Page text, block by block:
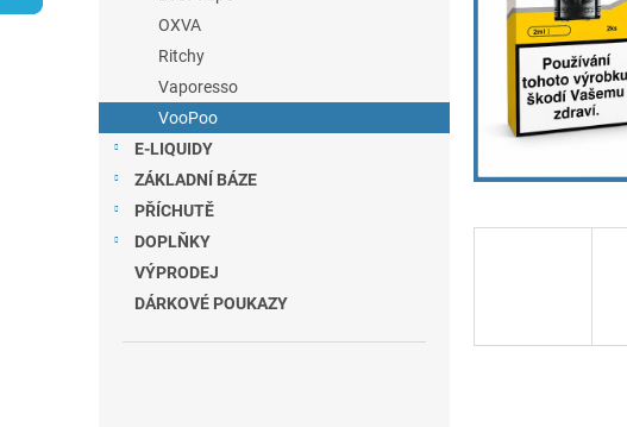
OXVA
Ritchy
Vaporesso
VooPoo
E-LIQUIDY
ZÁKLADNÍ BÁZE
PŘÍCHUTĚ
DOPLŇKY
VÝPRODEJ
DÁRKOVÉ POUKAZY